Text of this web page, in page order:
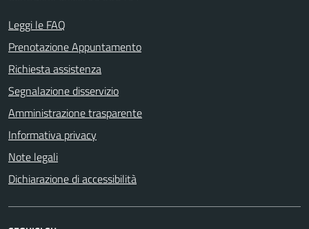
Leggi le FAQ
Prenotazione Appuntamento
Richiesta assistenza
Segnalazione disservizio
Amministrazione trasparente
Informativa privacy
Note legali
Dichiarazione di accessibilità